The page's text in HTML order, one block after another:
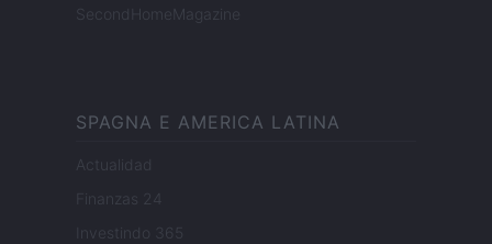
SecondHomeMagazine
SPAGNA E AMERICA LATINA
Actualidad
Finanzas 24
Investindo 365